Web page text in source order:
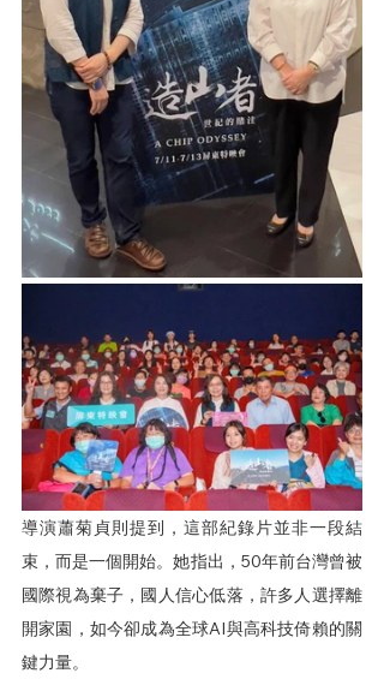
導演蕭菊貞則提到，這部紀錄片並非一段結
束，而是一個開始。她指出，50年前台灣曾被
國際視為棄子，國人信心低落，許多人選擇離
開家園，如今卻成為全球AI與高科技倚賴的關
鍵力量。